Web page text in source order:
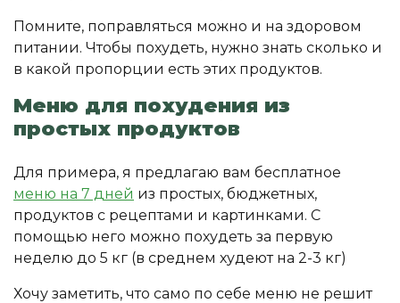
Помните, поправляться можно и на здоровом
питании. Чтобы похудеть, нужно знать сколько и
в какой пропорции есть этих продуктов.
Меню для похудения из
простых продуктов
Для примера, я предлагаю вам бесплатное
меню на 7 дней из простых, бюджетных,
продуктов с рецептами и картинками. С
помощью него можно похудеть за первую
неделю до 5 кг (в среднем худеют на 2-3 кг)
Хочу заметить, что само по себе меню не решит